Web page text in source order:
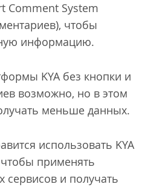
Comment System
чтобы
информацию.
KYA без кнопки и
возможно, но в этом
меньше данных.
использовать KYA
применять
сервисов и получать